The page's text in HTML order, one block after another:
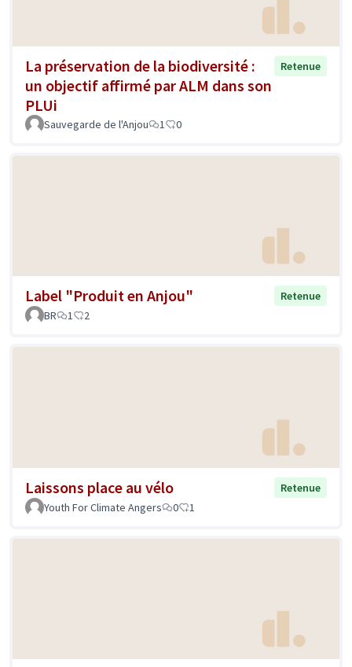
La préservation de la biodiversité :
un objectif affirmé par ALM dans son
PLUi
Retenue
Sauvegarde de l'Anjou 1 0
Label "Produit en Anjou"
Retenue
BR
1 2
Laissons place au vélo
Retenue
Youth For Climate Angers
0 1